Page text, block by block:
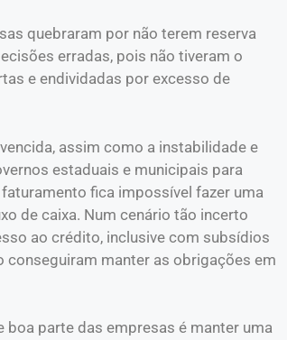
quebraram por não terem reserva
erradas, pois não tiveram o
e endividadas por excesso de
assim como a instabilidade e
estaduais e municipais para
fica impossível fazer uma
de caixa. Num cenário tão incerto
ao crédito, inclusive com subsídios
conseguiram manter as obrigações em
parte das empresas é manter uma